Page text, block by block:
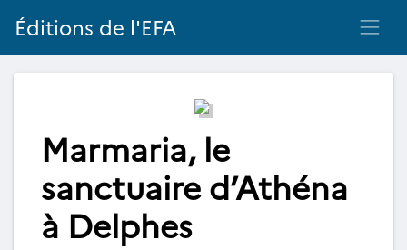
Éditions de l'EFA
Marmaria, le
sanctuaire d’Athéna
à Delphes